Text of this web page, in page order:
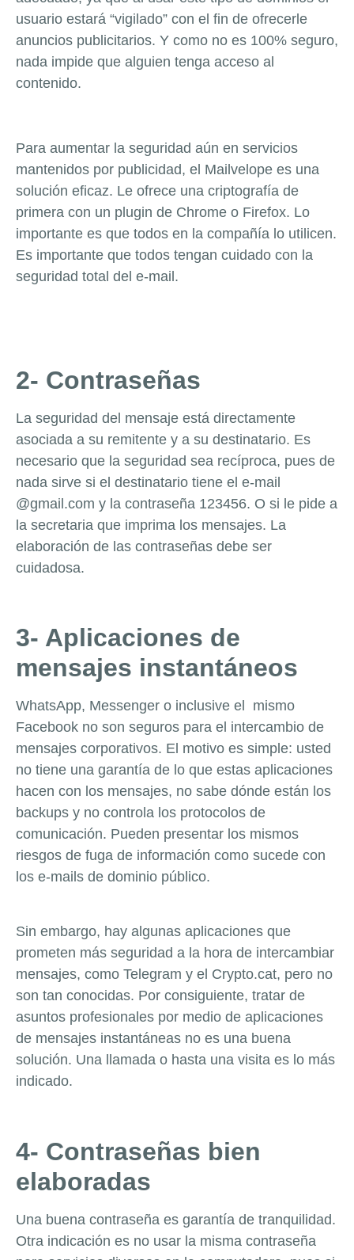
usuario estará “vigilado” con el fin de ofrecerle
anuncios publicitarios. Y como no es 100% seguro,
nada impide que alguien tenga acceso al
contenido.
Para aumentar la seguridad aún en servicios
mantenidos por publicidad, el Mailvelope es una
solución eficaz. Le ofrece una criptografía de
primera con un plugin de Chrome o Firefox. Lo
importante es que todos en la compañía lo utilicen.
Es importante que todos tengan cuidado con la
seguridad total del e-mail.
2- Contraseñas
La seguridad del mensaje está directamente
asociada a su remitente y a su destinatario. Es
necesario que la seguridad sea recíproca, pues de
nada sirve si el destinatario tiene el e-mail
@gmail.com y la contraseña 123456. O si le pide a
la secretaria que imprima los mensajes. La
elaboración de las contraseñas debe ser
cuidadosa.
3- Aplicaciones de
mensajes instantáneos
WhatsApp, Messenger o inclusive el mismo
Facebook no son seguros para el intercambio de
mensajes corporativos. El motivo es simple: usted
no tiene una garantía de lo que estas aplicaciones
hacen con los mensajes, no sabe dónde están los
backups y no controla los protocolos de
comunicación. Pueden presentar los mismos
riesgos de fuga de información como sucede con
los e-mails de dominio público.
Sin embargo, hay algunas aplicaciones que
prometen más seguridad a la hora de intercambiar
mensajes, como Telegram y el Crypto.cat, pero no
son tan conocidas. Por consiguiente, tratar de
asuntos profesionales por medio de aplicaciones
de mensajes instantáneas no es una buena
solución. Una llamada o hasta una visita es lo más
indicado.
4- Contraseñas bien
elaboradas
Una buena contraseña es garantía de tranquilidad.
Otra indicación es no usar la misma contraseña